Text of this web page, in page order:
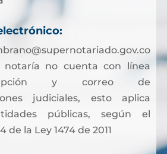
no cuenta con línea
y correo de
judiciales, esto aplica
públicas, según el
de la Ley 1474 de 2011